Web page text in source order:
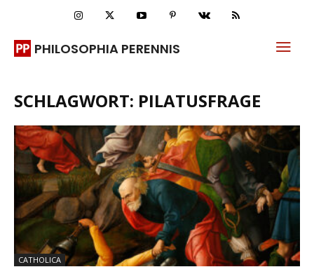
PHILOSOPHIA PERENNIS
SCHLAGWORT: PILATUSFRAGE
CATHOLICA